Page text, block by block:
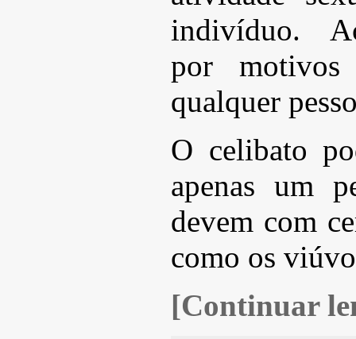
indivíduo.
por motivos
qualquer
O celibato
apenas um
devem com
como os
[Continuar